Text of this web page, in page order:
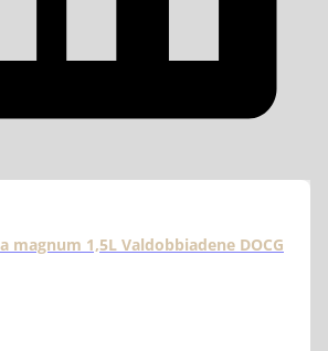
magnum 1,5L Valdobbiadene DOCG